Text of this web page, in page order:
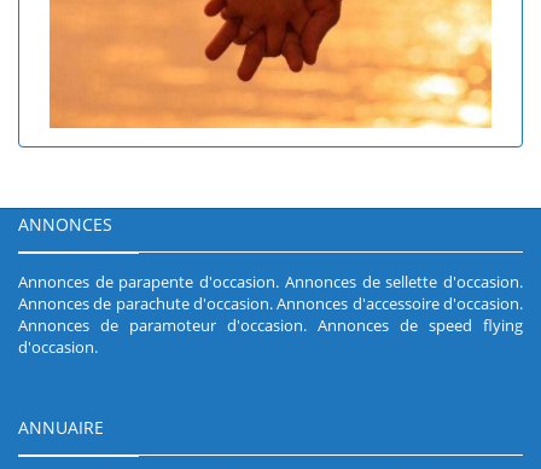
ANNONCES
Annonces de parapente d'occasion. Annonces de sellette d'occasion.
Annonces de parachute d'occasion.Annonces d'accessoire d'occasion.
Annonces de paramoteur d'occasion. Annonces de speed flying
d'occasion.
ANNUAIRE